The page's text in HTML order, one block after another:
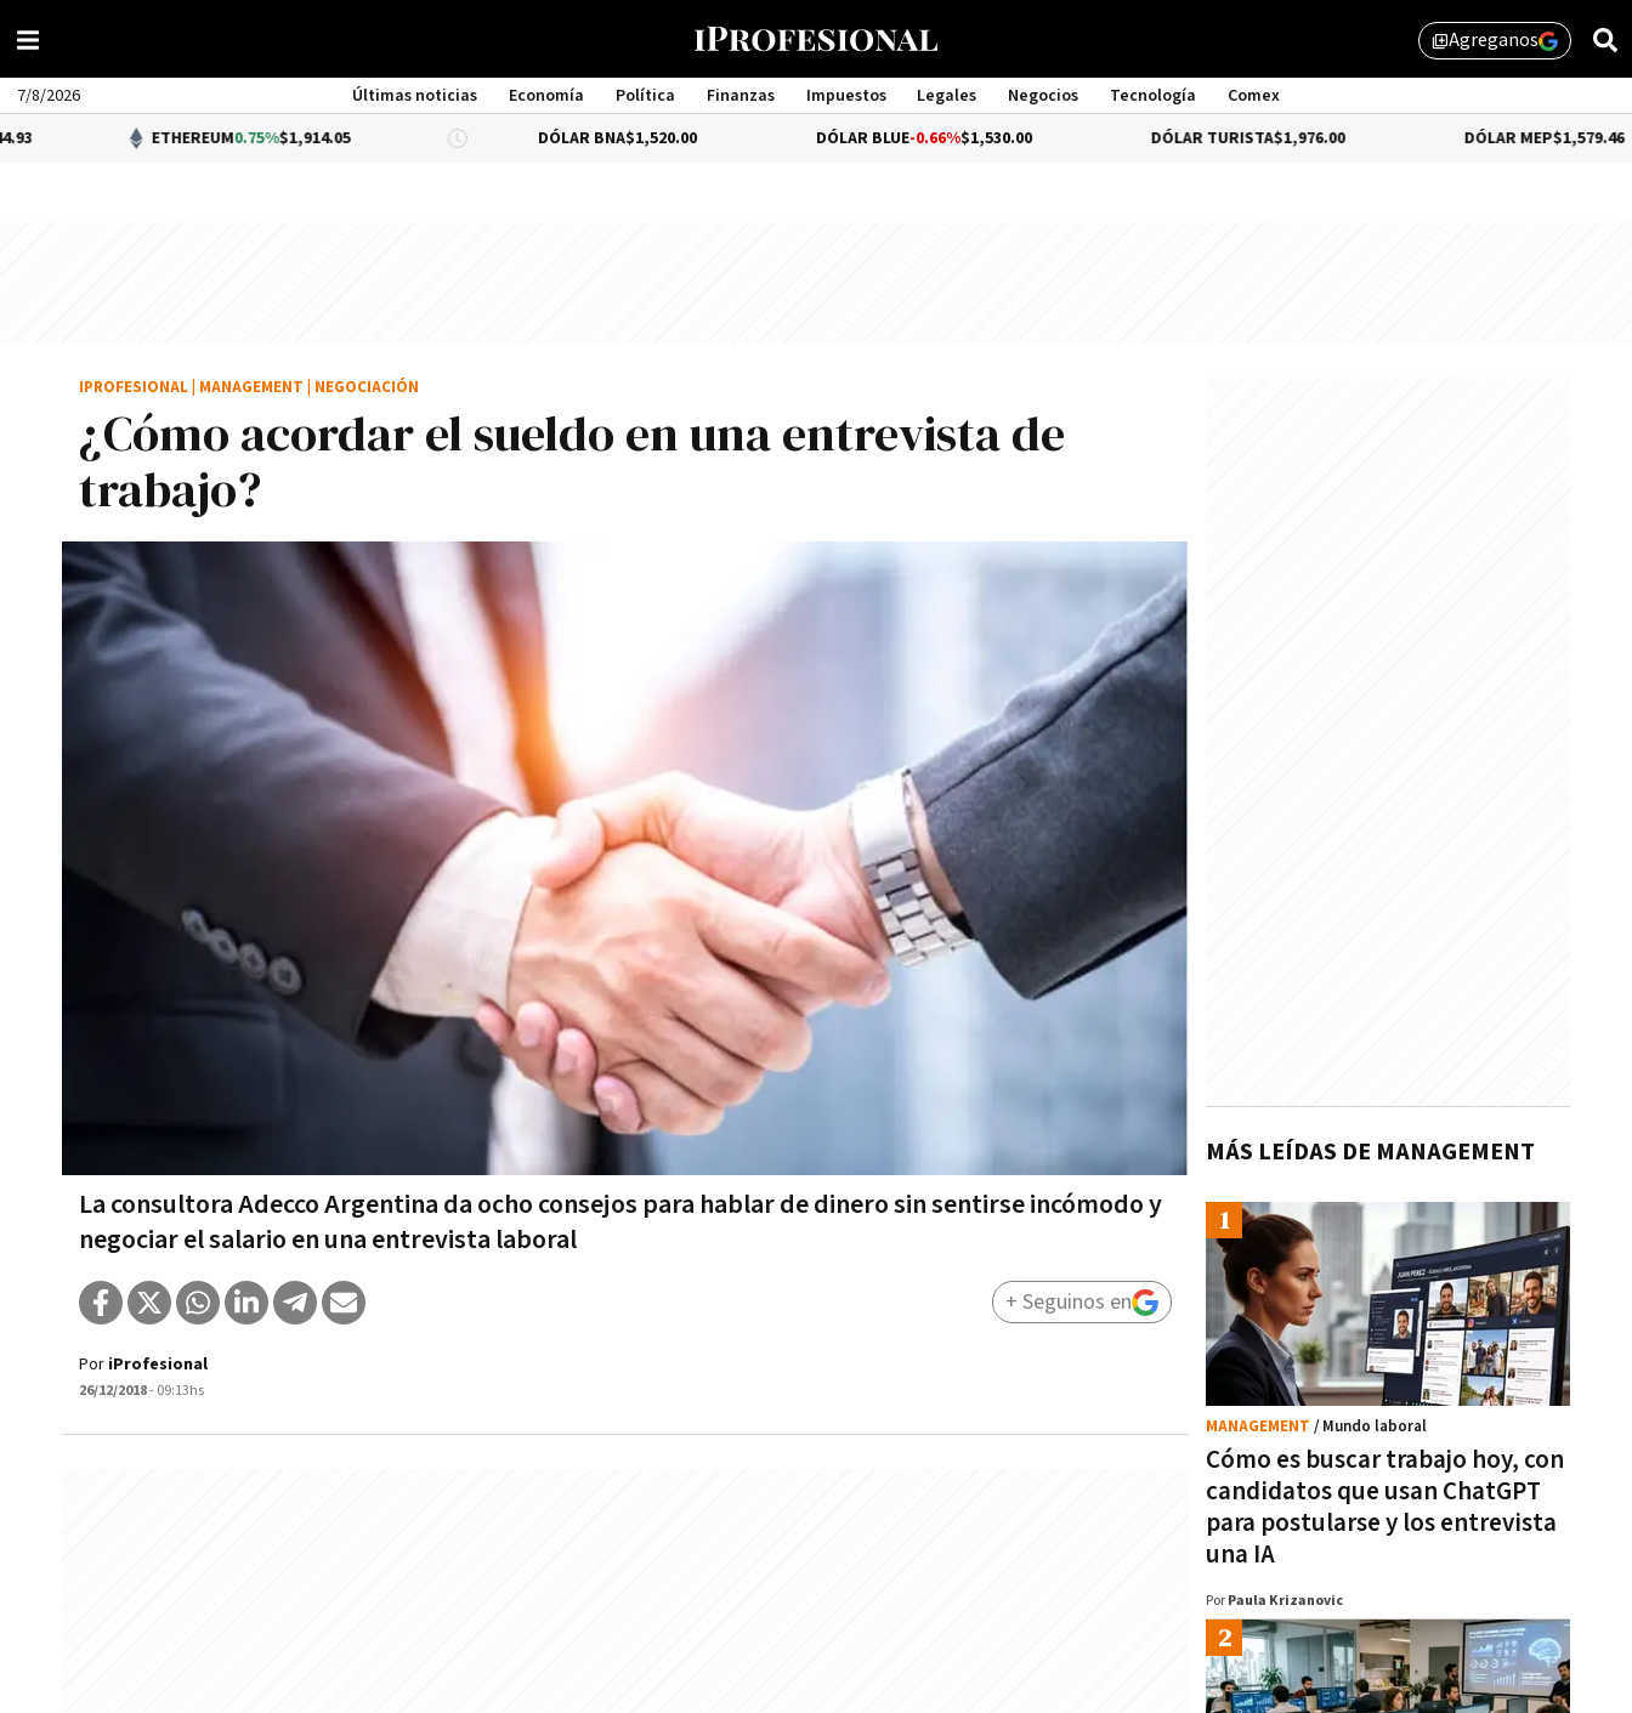
library_addAgreganos
7/8/2026 Últimas noticias Economía Política Finanzas Impuestos Legales Negocios Tecnología
Comex
Management
ETHEREUM0.75%$1,914.05 DÓLAR BNA$1,520.00 DÓLAR BLUE-0.66%$1,530.00 DÓLAR TURISTA$1,976.00 DÓLAR MEP$1,579.46
¿Cómo acordar el sueldo en una entrevista de
trabajo?
La consultora Adecco Argentina da ocho consejos para hablar de dinero sin sentirse incómodo y
negociar el salario en una entrevista laboral
IPROFESIONAL MANAGEMENT NEGOCIACIÓN
Por iProfesional
26/12/2018- 09:13hs
+ Seguinos en
MÁS LEÍDAS DE MANAGEMENT
Cómo es buscar trabajo hoy, con
candidatos que usan ChatGPT
para postularse y los entrevista
una IA
MANAGEMENT / Mundo laboral
Por Paula Krizanovic